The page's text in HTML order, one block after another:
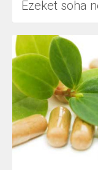
Ezeket soha